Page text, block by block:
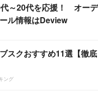
～20代を応援！ オーデ
ル情報はDeview
スクおすすめ11選【徹底
ング